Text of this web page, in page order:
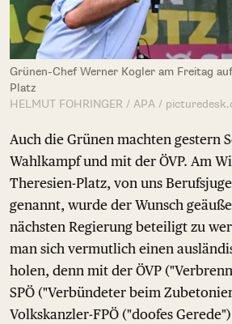
Grünen-Chef Werner Kogler am Freitag
Platz
HELMUT FOHRINGER / APA /
Auch die Grünen machten gestern
Wahlkampf und mit der ÖVP. Am
Theresien-Platz, von uns
genannt, wurde der Wunsch
nächsten Regierung beteiligt zu
man sich vermutlich einen
holen, denn mit der ÖVP
SPÖ ("Verbündeter beim
Volkskanzler-FPÖ ("doofes